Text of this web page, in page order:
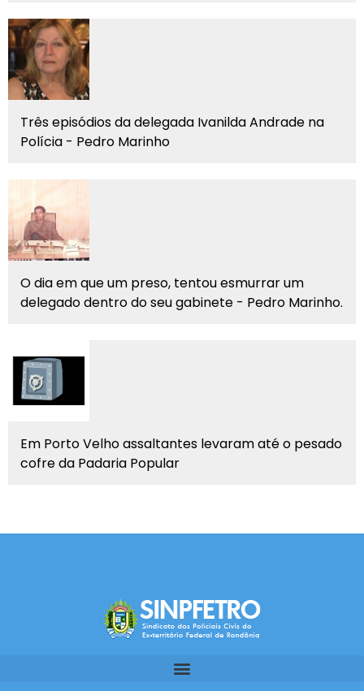
Três episódios da delegada Ivanilda Andrade na
Polícia - Pedro Marinho
O dia em que um preso, tentou esmurrar um
delegado dentro do seu gabinete - Pedro Marinho.
Em Porto Velho assaltantes levaram até o pesado
cofre da Padaria Popular